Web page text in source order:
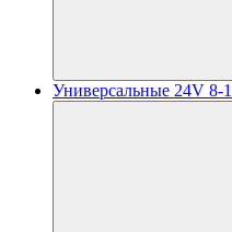
Универсальные 24V 8-